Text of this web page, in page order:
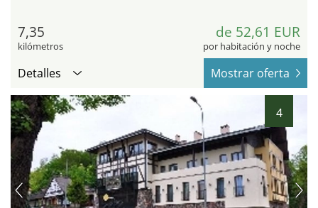
7,35
kilómetros
de 52,61 EUR
por habitación y noche
Detalles Mostrar oferta
4